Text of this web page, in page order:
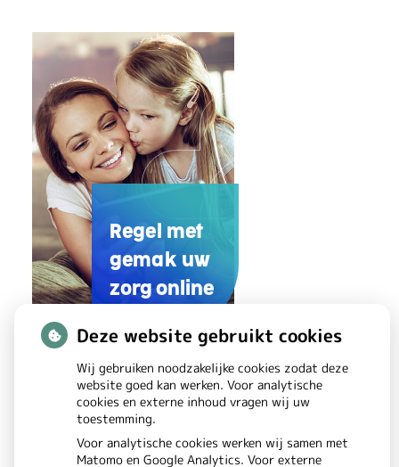
H
e
t
A
n
k
e
r
Regel met
gemak uw
zorg online
Deze website gebruikt cookies
Wij gebruiken noodzakelijke cookies zodat deze
website goed kan werken. Voor analytische
cookies en externe inhoud vragen wij uw
toestemming.
Voor analytische cookies werken wij samen met
Matomo en Google Analytics. Voor externe